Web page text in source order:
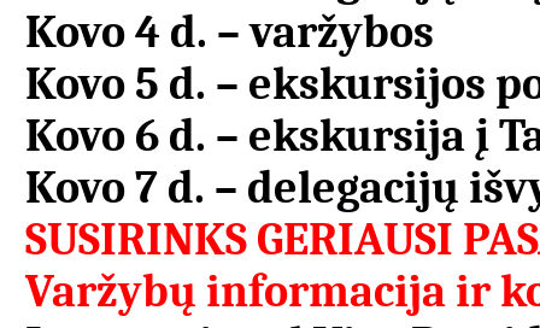
Kovo 4 d. – varžybos
Kovo 5 d. – ekskursijos
Kovo 6 d. – ekskursija į
Kovo 7 d. – delegacijų
SUSIRINKS GERIAUSI
Varžybų informacija ir